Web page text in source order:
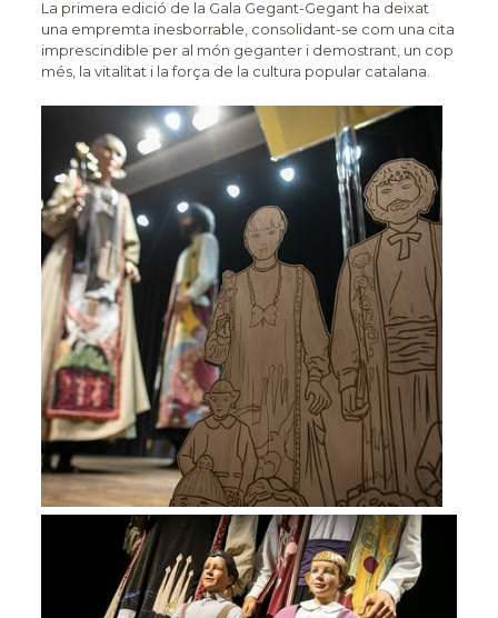
La primera edició de la Gala Gegant-Gegant ha deixat
una empremta inesborrable, consolidant-se com una cita
imprescindible per al món geganter i demostrant, un cop
més, la vitalitat i la força de la cultura popular catalana.